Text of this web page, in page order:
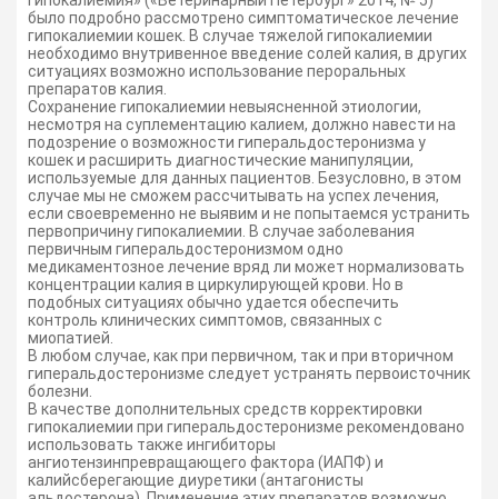
было подробно рассмотрено симптоматическое лечение
гипокалиемии кошек. В случае тяжелой гипокалиемии
необходимо внутривенное введение солей калия, в других
ситуациях возможно использование пероральных
препаратов калия.
Сохранение гипокалиемии невыясненной этиологии,
несмотря на суплементацию калием, должно навести на
подозрение о возможности гиперальдостеронизма у
кошек и расширить диагностические манипуляции,
используемые для данных пациентов. Безусловно, в этом
случае мы не сможем рассчитывать на успех лечения,
если своевременно не выявим и не попытаемся устранить
первопричину гипокалиемии. В случае заболевания
первичным гиперальдостеронизмом одно
медикаментозное лечение вряд ли может нормализовать
концентрации калия в циркулирующей крови. Но в
подобных ситуациях обычно удается обеспечить
контроль клинических симптомов, связанных с
миопатией.
В любом случае, как при первичном, так и при вторичном
гиперальдостеронизме следует устранять первоисточник
болезни.
В качестве дополнительных средств корректировки
гипокалиемии при гиперальдостеронизме рекомендовано
использовать также ингибиторы
ангиотензинпревращающего фактора (ИАПФ) и
калийсберегающие диуретики (антагонисты